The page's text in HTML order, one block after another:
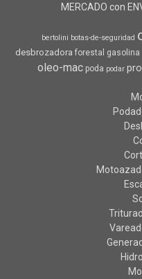
MERCADO con
bertolini botas-de-seguridad
desbrozadora forestal gasolina
oleo-mac poda podar